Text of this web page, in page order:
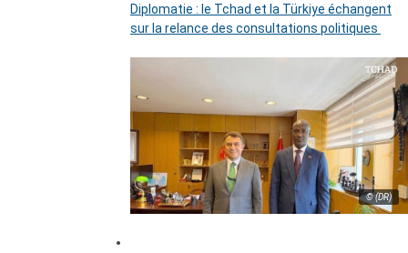
Diplomatie : le Tchad et la Türkiye échangent
sur la relance des consultations politiques
© (DR)